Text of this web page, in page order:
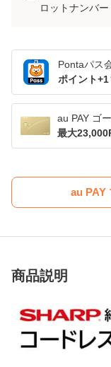
ロットナンバー
Pontaパス
ポイント+1
au PAY ゴ
最大
au PAY
商品説明